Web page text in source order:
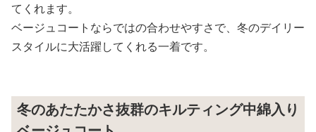
てくれます。
ベージュコートならではの合わせやすさで、冬のデイリー
スタイルに大活躍してくれる一着です。
冬のあたたかさ抜群のキルティング中綿入り